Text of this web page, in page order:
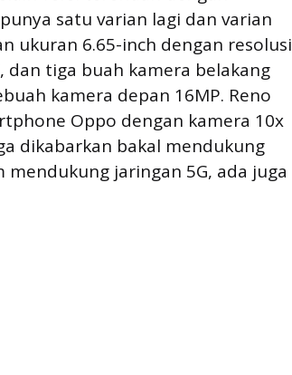
satu varian lagi dan varian
ukuran 6.65-inch dengan resolusi
dan tiga buah kamera belakang
kamera depan 16MP. Reno
Oppo dengan kamera 10x
dikabarkan bakal mendukung
jaringan 5G, ada juga